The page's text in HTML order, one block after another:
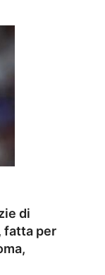
di
fatta per